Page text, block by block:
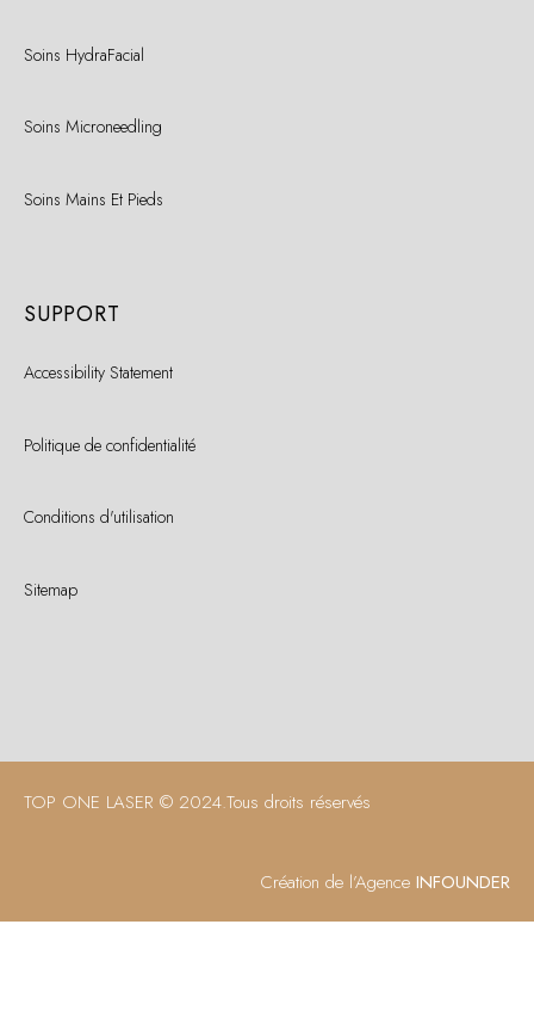
Soins HydraFacial
Soins Microneedling
Soins Mains Et Pieds
SUPPORT
Accessibility Statement
Politique de confidentialité
Conditions d'utilisation
Sitemap
TOP ONE LASER © 2024.Tous droits réservés
Création de l’Agence INFOUNDER